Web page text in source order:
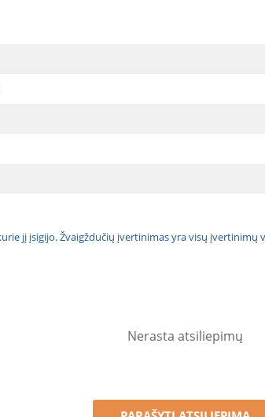
jį įsigijo. Žvaigždučių įvertinimas yra visų
Nerasta atsiliepimų